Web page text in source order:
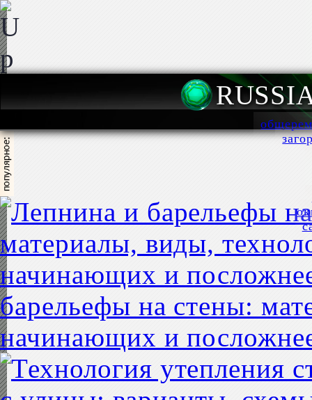
барельефы на стены:
начинающих и